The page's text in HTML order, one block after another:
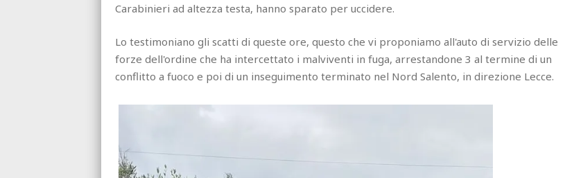
Carabinieri ad altezza testa, hanno sparato per uccidere.
Lo testimoniano gli scatti di queste ore, questo che vi proponiamo all'auto di servizio delle
forze dell'ordine che ha intercettato i malviventi in fuga, arrestandone 3 al termine di un
conflitto a fuoco e poi di un inseguimento terminato nel Nord Salento, in direzione Lecce.